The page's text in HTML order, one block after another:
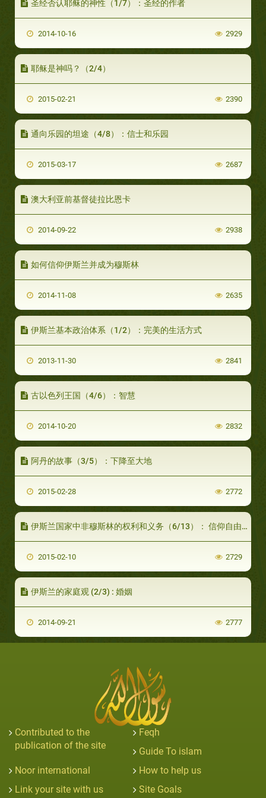
圣经否认耶稣的神性（1/7）：圣经的作者
2014-10-16 2929
耶稣是神吗？（2/4）
2015-02-21 2390
通向乐园的坦途（4/8）：信士和乐园
2015-03-17 2687
澳大利亚前基督徒拉比恩卡
2014-09-22 2938
如何信仰伊斯兰并成为穆斯林
2014-11-08 2635
伊斯兰基本政治体系（1/2）：完美的生活方式
2013-11-30 2841
古以色列王国（4/6）：智慧
2014-10-20 2832
阿丹的故事（3/5）：下降至大地
2015-02-28 2772
伊斯兰国家中非穆斯林的权利和义务（6/13）： 信仰自由权（下）
2015-02-10 2729
伊斯兰的家庭观 (2/3) : 婚姻
2014-09-21 2777
Contributed to the
publication of the site
Feqh
Guide To islam
Noor international
How to help us
Link your site with us
Site Goals